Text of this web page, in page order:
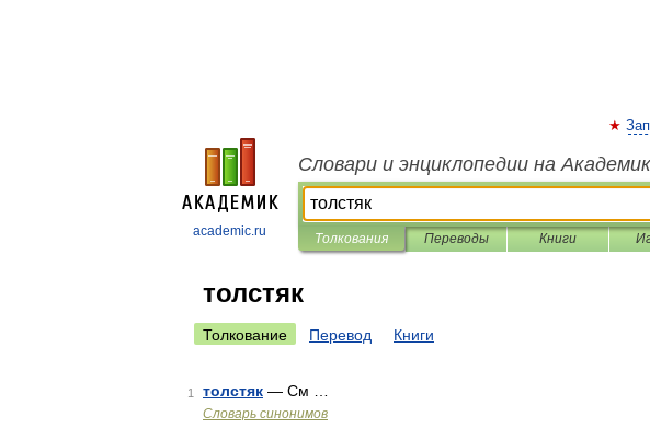
academic.ru
Словари и энциклопедии на
Толкования Переводы Книги
толстяк
Толкование Перевод Книги
1 толстяк — См …
Словарь синонимов